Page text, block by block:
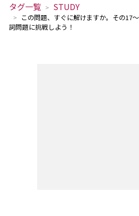
タグ一覧 STUDY
この問題、すぐに解けますか。その17
詞問題に挑戦しよう！